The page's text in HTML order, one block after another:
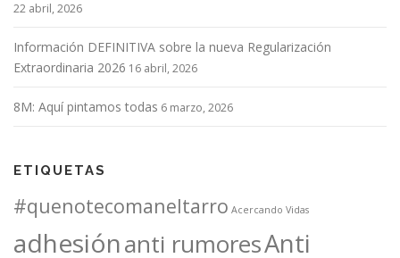
22 abril, 2026
Información DEFINITIVA sobre la nueva Regularización
Extraordinaria 2026 16 abril, 2026
8M: Aquí pintamos todas 6 marzo, 2026
ETIQUETAS
#quenotecomaneltarro Acercando Vidas
adhesiónanti rumoresAnti